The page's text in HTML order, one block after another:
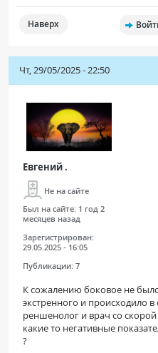
Наверх
Чт, 29/05/2025 - 22:50
Евгений .
Не на сайте
Был на сайте: 1 год 2
месяцев назад
Зарегистрирован:
29.05.2025 - 16:05
Публикации: 7
К сожалению боковое не
экстренного и происходило в
реншенолог и врач со
какие то негативные
?